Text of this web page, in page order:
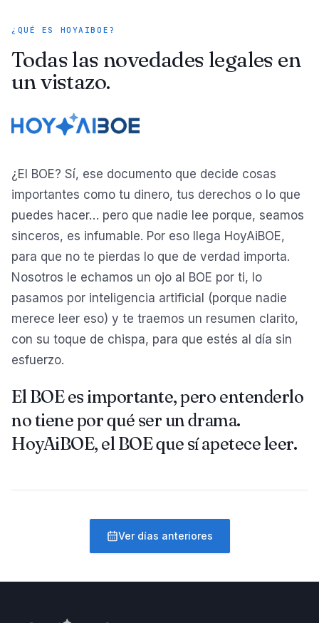
¿QUÉ ES HOYAIBOE?
Todas las novedades legales en
un vistazo.
¿El BOE? Sí, ese documento que decide cosas
importantes como tu dinero, tus derechos o lo que
puedes hacer… pero que nadie lee porque, seamos
sinceros, es infumable. Por eso llega HoyAiBOE,
para que no te pierdas lo que de verdad importa.
Nosotros le echamos un ojo al BOE por ti, lo
pasamos por inteligencia artificial (porque nadie
merece leer eso) y te traemos un resumen clarito,
con su toque de chispa, para que estés al día sin
esfuerzo.
El BOE es importante, pero entenderlo
no tiene por qué ser un drama.
HoyAiBOE, el BOE que sí apetece leer.
Ver días anteriores